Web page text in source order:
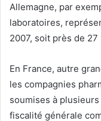
Allemagne, par
laboratoires,
2007, soit près de
En France, autre
les compagnies
soumises à
fiscalité générale